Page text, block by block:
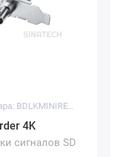
Код товара: BDLKMINIREC4K
4K
сигналов SD